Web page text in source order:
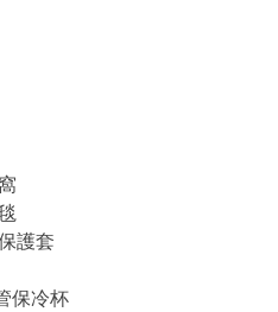
護套
保冷杯